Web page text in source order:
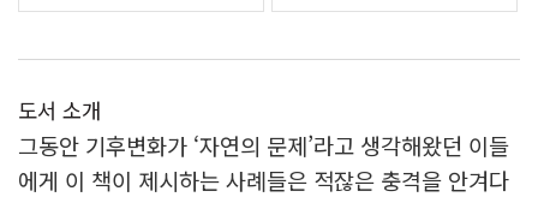
도서 소개
그동안 기후변화가 ‘자연의 문제’라고 생각해왔던 이들
에게 이 책이 제시하는 사례들은 적잖은 충격을 안겨다